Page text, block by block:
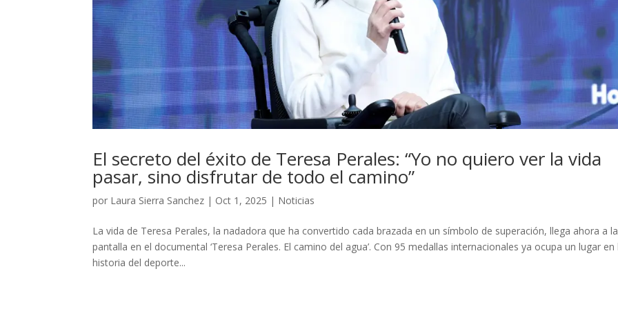
El secreto del éxito de Teresa Perales: “Yo no quiero ver la vida
pasar, sino disfrutar de todo el camino”
por Laura Sierra Sanchez | Oct 1, 2025 | Noticias
La vida de Teresa Perales, la nadadora que ha convertido cada brazada en un símbolo de superación, llega ahora a la
pantalla en el documental ‘Teresa Perales. El camino del agua’. Con 95 medallas internacionales ya ocupa un lugar en
historia del deporte...